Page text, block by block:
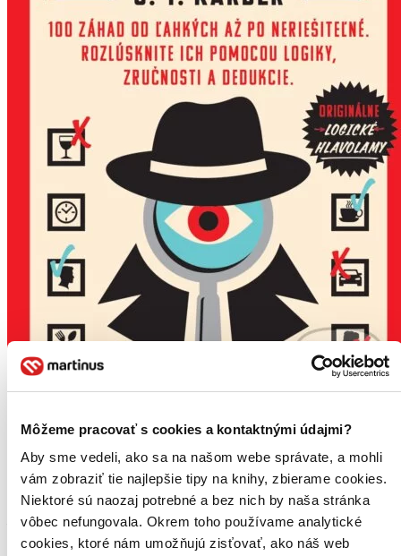
Môžeme pracovať s cookies a kontaktnými údajmi?
Aby sme vedeli, ako sa na našom webe správate, a mohli
vám zobraziť tie najlepšie tipy na knihy, zbierame cookies.
Niektoré sú naozaj potrebné a bez nich by naša stránka
vôbec nefungovala. Okrem toho používame analytické
cookies, ktoré nám umožňujú zisťovať, ako náš web
G.T. Karber
1. diel sérieVraždoku
Martinusák odporúča5
Zbierka 100 originálnych logických hlavolamov – dokonalý dar pre